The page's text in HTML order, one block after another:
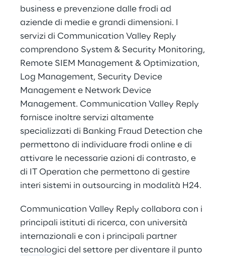
business e prevenzione dalle frodi ad
aziende di medie e grandi dimensioni. I
servizi di Communication Valley Reply
comprendono System & Security Monitoring,
Remote SIEM Management & Optimization,
Log Management, Security Device
Management e Network Device
Management. Communication Valley Reply
fornisce inoltre servizi altamente
specializzati di Banking Fraud Detection che
permettono di individuare frodi online e di
attivare le necessarie azioni di contrasto, e
di IT Operation che permettono di gestire
interi sistemi in outsourcing in modalità H24.
Communication Valley Reply collabora con i
principali istituti di ricerca, con università
internazionali e con i principali partner
tecnologici del settore per diventare il punto